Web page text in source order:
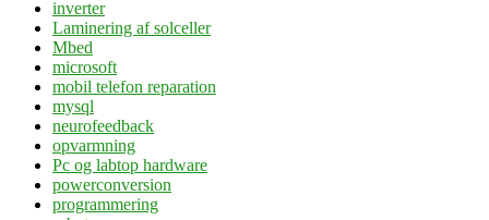
inverter
Laminering af solceller
Mbed
microsoft
mobil telefon reparation
mysql
neurofeedback
opvarmning
Pc og labtop hardware
powerconversion
programmering